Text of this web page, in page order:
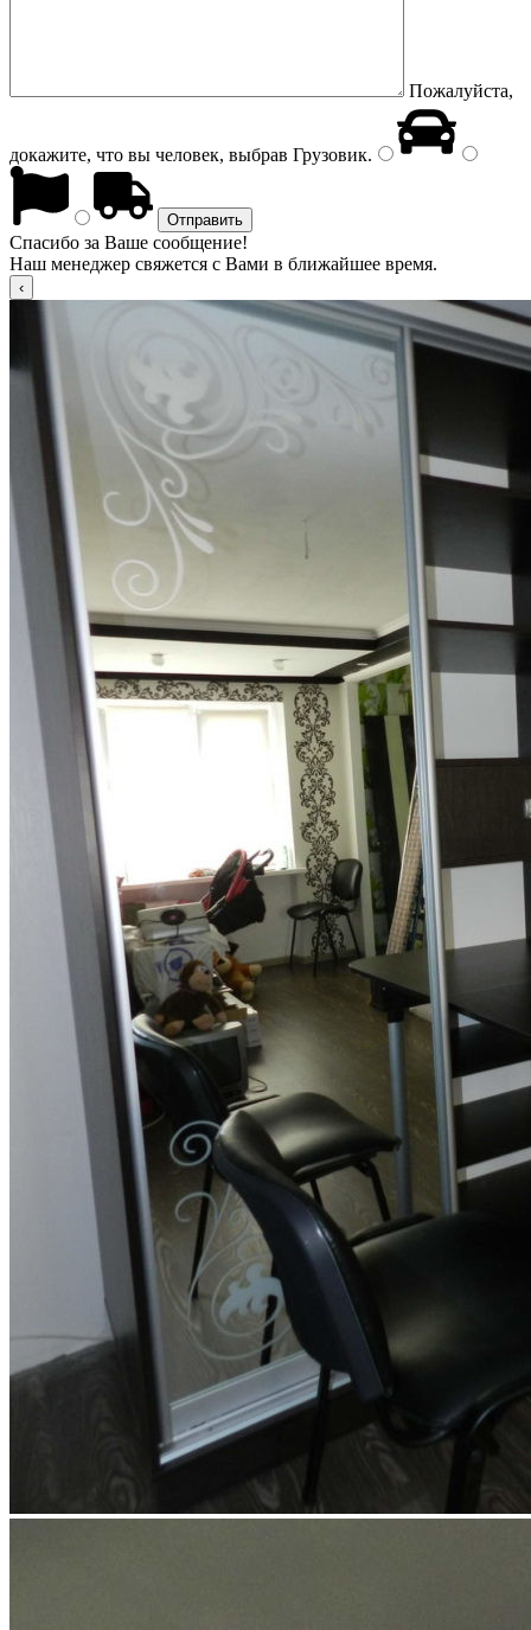
Пожалуйста,
докажите, что вы человек, выбрав Грузовик.
Спасибо за Ваше сообщение!
Наш менеджер свяжется с Вами в ближайшее время.